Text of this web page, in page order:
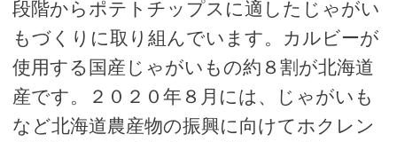
段階からポテトチップスに適したじゃがい
もづくりに取り組んでいます。カルビーが
使用する国産じゃがいもの約８割が北海道
産です。２０２０年８月には、じゃがいも
など北海道農産物の振興に向けてホクレン